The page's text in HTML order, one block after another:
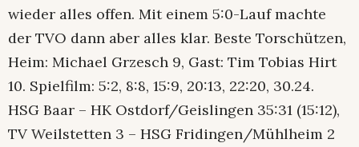
wieder alles offen. Mit einem 5:0-Lauf machte
der TVO dann aber alles klar. Beste Torschützen,
Heim: Michael Grzesch 9, Gast: Tim Tobias Hirt
10. Spielfilm: 5:2, 8:8, 15:9, 20:13, 22:20, 30.24.
HSG Baar – HK Ostdorf/Geislingen 35:31 (15:12),
TV Weilstetten 3 – HSG Fridingen/Mühlheim 2